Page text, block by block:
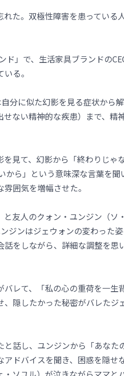
た。双極性障害を患っている
」で、生活家具ブランドの
る。
分に似た幻影を見る症状から
ない精神的な疾患）まで、精
見て、幻影から「終わりじゃ
から」という意味深な言葉を聞
囲気を増幅させた。
友人のクォン・ユンジン（ソ
ジンはジェウォンの変わった
をしながら、詳細な調整を思
レて、「私の心の重荷を一生
隠したかった秘密がバレたジ
話し、ユンジンから「あなた
ドバイスを聞き、困惑を隠せ